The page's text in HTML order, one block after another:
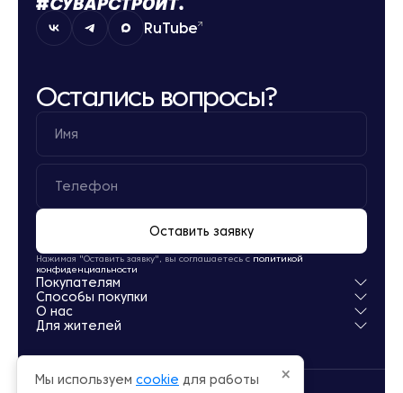
RuTube
Остались вопросы?
Оставить заявку
Нажимая "Оставить заявку", вы соглашаетесь с политикой
конфиденциальности
Покупателям
Квартиры
Паркинг
Способы покупки
Ипотека
Обмен
О нас
Новости
Офисы продаж
Для жителей
Личный кабинет
×
Мы используем cookie для работы